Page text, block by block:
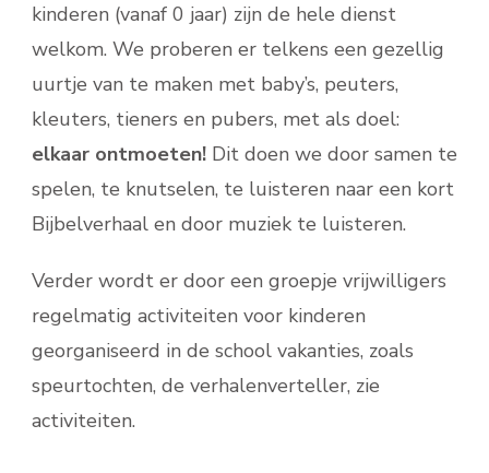
kinderen (vanaf 0 jaar) zijn de hele dienst
welkom. We proberen er telkens een gezellig
uurtje van te maken met baby’s, peuters,
kleuters, tieners en pubers, met als doel:
elkaar ontmoeten! Dit doen we door samen te
spelen, te knutselen, te luisteren naar een kort
Bijbelverhaal en door muziek te luisteren.
Verder wordt er door een groepje vrijwilligers
regelmatig activiteiten voor kinderen
georganiseerd in de school vakanties, zoals
speurtochten, de verhalenverteller, zie
activiteiten.